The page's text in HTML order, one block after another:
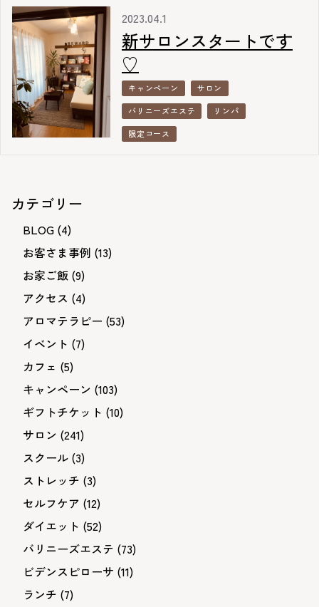
2023.04.1
新サロンスタートです
♡
キャンペーン
サロン
バリニーズエステ
リンパ
限定コース
カテゴリー
BLOG (4)
お客さま事例 (13)
お家ご飯 (9)
アクセス (4)
アロマテラピー (53)
イベント (7)
カフェ (5)
キャンペーン (103)
ギフトチケット (10)
サロン (241)
スクール (3)
ストレッチ (3)
セルフケア (12)
ダイエット (52)
バリニーズエステ (73)
ビデンスピローサ (11)
ランチ (7)